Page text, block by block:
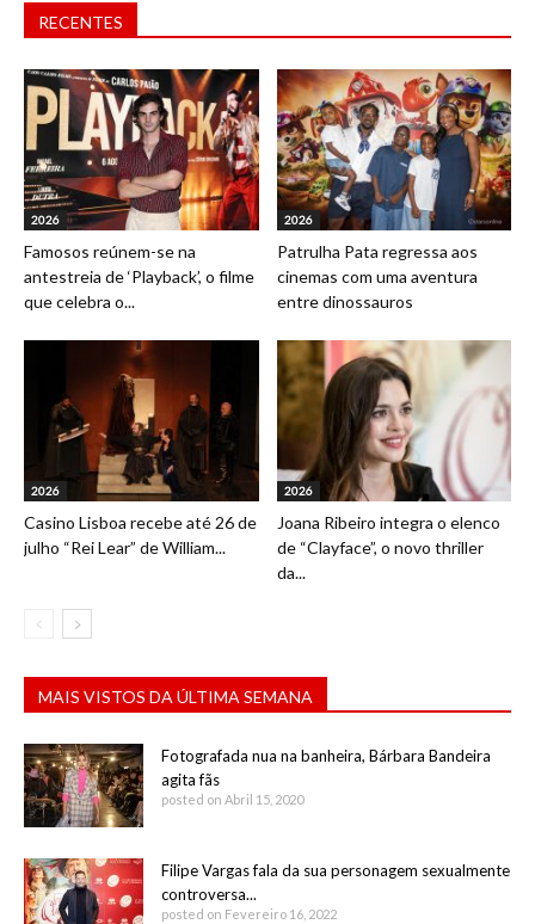
RECENTES
2026
Famosos reúnem-se na
antestreia de ‘Playback’, o filme
que celebra o...
2026
Patrulha Pata regressa aos
cinemas com uma aventura
entre dinossauros
2026
Casino Lisboa recebe até 26 de
julho “Rei Lear” de William...
2026
Joana Ribeiro integra o elenco
de “Clayface”, o novo thriller
da...
MAIS VISTOS DA ÚLTIMA SEMANA
Fotografada nua na banheira, Bárbara Bandeira
agita fãs
posted on Abril 15, 2020
Filipe Vargas fala da sua personagem sexualmente
controversa...
posted on Fevereiro 16, 2022